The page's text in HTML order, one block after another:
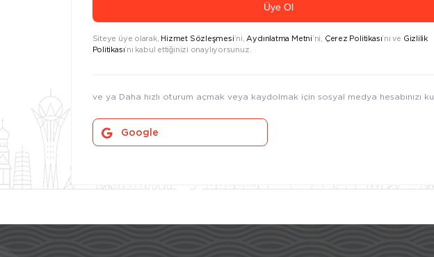
Üye Ol
Siteye üye olarak, Hizmet Sözleşmesi’ni, Aydınlatma Metni’ni, Çerez Politikası’nı ve Gizlilik
Politikası’nı kabul ettiğinizi onaylıyorsunuz.
ve ya Daha hızlı oturum açmak veya kaydolmak için sosyal medya hesabınızı
Google